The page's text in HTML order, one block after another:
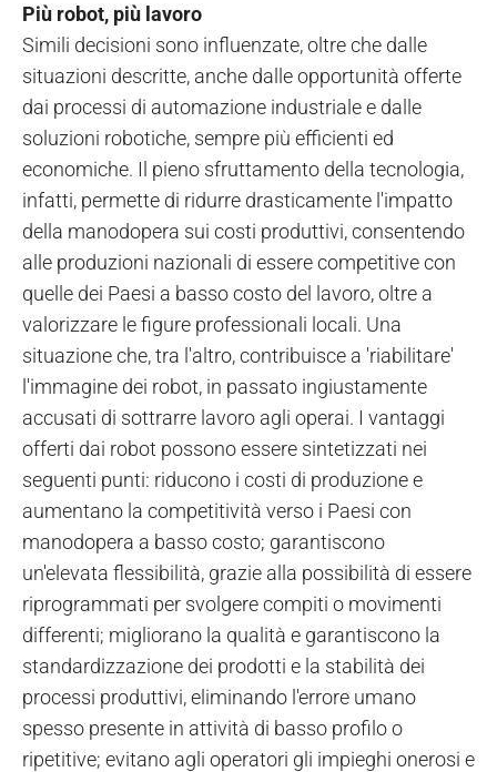
Più robot, più lavoro
Simili decisioni sono influenzate, oltre che dalle
situazioni descritte, anche dalle opportunità offerte
dai processi di automazione industriale e dalle
soluzioni robotiche, sempre più efficienti ed
economiche. Il pieno sfruttamento della tecnologia,
infatti, permette di ridurre drasticamente l'impatto
della manodopera sui costi produttivi, consentendo
alle produzioni nazionali di essere competitive con
quelle dei Paesi a basso costo del lavoro, oltre a
valorizzare le figure professionali locali. Una
situazione che, tra l'altro, contribuisce a 'riabilitare'
l'immagine dei robot, in passato ingiustamente
accusati di sottrarre lavoro agli operai. I vantaggi
offerti dai robot possono essere sintetizzati nei
seguenti punti: riducono i costi di produzione e
aumentano la competitività verso i Paesi con
manodopera a basso costo; garantiscono
un'elevata flessibilità, grazie alla possibilità di essere
riprogrammati per svolgere compiti o movimenti
differenti; migliorano la qualità e garantiscono la
standardizzazione dei prodotti e la stabilità dei
processi produttivi, eliminando l'errore umano
spesso presente in attività di basso profilo o
ripetitive; evitano agli operatori gli impieghi onerosi e